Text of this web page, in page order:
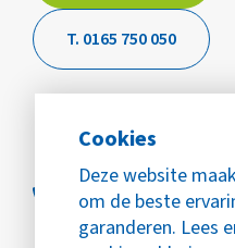
Cookies
Deze website
om de beste
garanderen. Lees
T. 0165 750 050